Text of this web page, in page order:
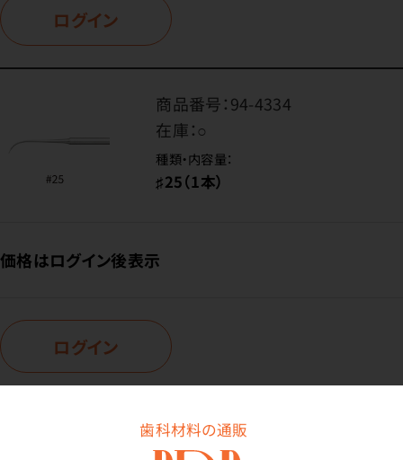
歯科材料の通販
ログイン
商品番号：94-4334
在庫：○
種類・内容量：
♯25（1本）
価格はログイン後表示
ログイン
商品番号：94-8933